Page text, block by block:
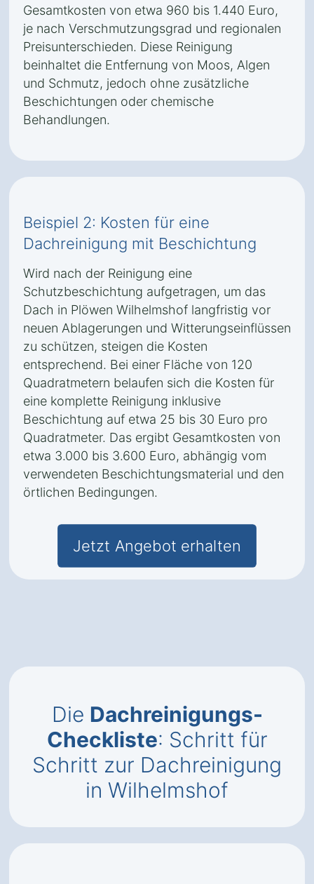
Gesamtkosten von etwa 960 bis 1.440 Euro,
je nach Verschmutzungsgrad und regionalen
Preisunterschieden. Diese Reinigung
beinhaltet die Entfernung von Moos, Algen
und Schmutz, jedoch ohne zusätzliche
Beschichtungen oder chemische
Behandlungen.
Beispiel 2: Kosten für eine
Dachreinigung mit Beschichtung
Wird nach der Reinigung eine
Schutzbeschichtung aufgetragen, um das
Dach in Plöwen Wilhelmshof langfristig vor
neuen Ablagerungen und Witterungseinflüssen
zu schützen, steigen die Kosten
entsprechend. Bei einer Fläche von 120
Quadratmetern belaufen sich die Kosten für
eine komplette Reinigung inklusive
Beschichtung auf etwa 25 bis 30 Euro pro
Quadratmeter. Das ergibt Gesamtkosten von
etwa 3.000 bis 3.600 Euro, abhängig vom
verwendeten Beschichtungsmaterial und den
örtlichen Bedingungen.
Jetzt Angebot erhalten
Die Dachreinigungs-
Checkliste: Schritt für
Schritt zur Dachreinigung
in Wilhelmshof